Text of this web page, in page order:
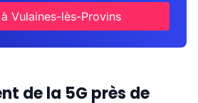
Vulaines-lès-Provins
de la 5G près de